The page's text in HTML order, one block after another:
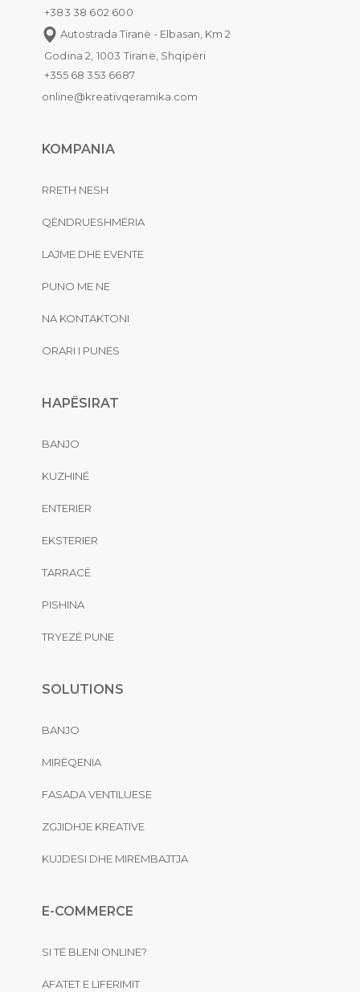
+383 38 602 600
Autostrada Tiranë - Elbasan, Km 2
Godina 2, 1003 Tiranë, Shqipëri
+355 68 353 6687
online@kreativqeramika.com
KOMPANIA
RRETH NESH
QËNDRUESHMËRIA
LAJME DHE EVENTE
PUNO ME NE
NA KONTAKTONI
ORARI I PUNËS
HAPËSIRAT
BANJO
KUZHINË
ENTERIER
EKSTERIER
TARRACË
PISHINA
TRYEZË PUNE
SOLUTIONS
BANJO
MIRËQENIA
FASADA VENTILUESE
ZGJIDHJE KREATIVE
KUJDESI DHE MIRËMBAJTJA
E-COMMERCE
SI TË BLENI ONLINE?
AFATET E LIFERIMIT